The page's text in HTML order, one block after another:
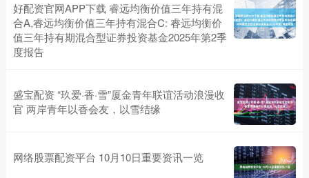
好配资官网APP下载 睿远均衡价值三年持有混
合A,睿远均衡价值三年持有混合C: 睿远均衡价
值三年持有期混合型证券投资基金2025年第2季
度报告
盛宝配资 “玖爱·香·雪”厦金青年联谊活动浪漫收
官 两岸青年以香会友，以雪结缘
网络股票配资平台 10月10日重要资讯一览